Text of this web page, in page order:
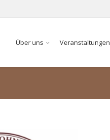
Über uns Veranstaltungen